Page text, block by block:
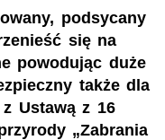
podsycany
się na
powodując duże
także dla
Ustawą z 16
„Zabrania